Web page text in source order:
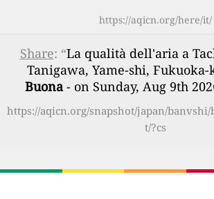
https://aqicn.org/here/it/
Share: “La qualità dell'aria a
Tanigawa, Yame-shi, Fukuoka-
Buona- on Sunday, Aug 9th
https://aqicn.org/snapshot/japan/banvshi/
t/?cs